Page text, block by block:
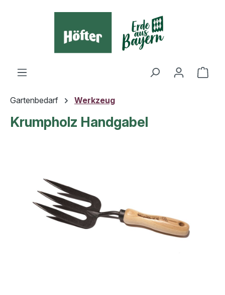
Gartenbedarf Werkzeug
Krumpholz Handgabel